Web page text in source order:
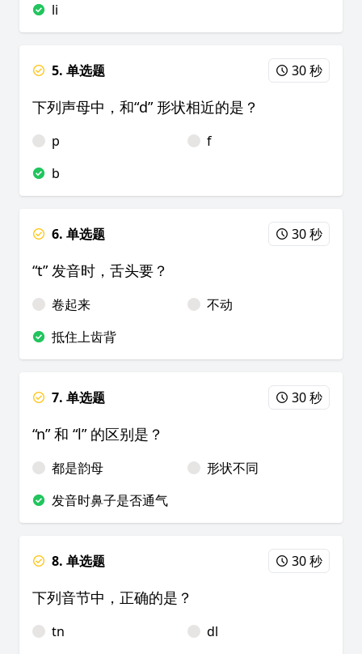
li
5. 单选题 30 秒
下列声母中，和“d” 形状相近的是？
p
f
b
6. 单选题 30 秒
“t” 发音时，舌头要？
卷起来
不动
抵住上齿背
7. 单选题 30 秒
“n” 和 “l” 的区别是？
都是韵母
形状不同
发音时鼻子是否通气
8. 单选题 30 秒
下列音节中，正确的是？
tn
dl